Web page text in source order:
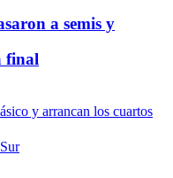
a semis y
final